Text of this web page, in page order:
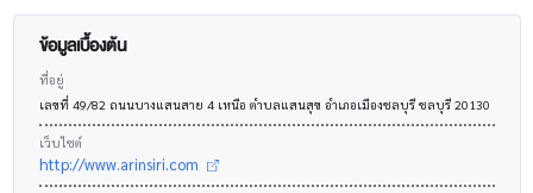
ข้อมูลเบื้องต้น
ที่อยู่
เลขที่ 49/82 ถนนบางแสนสาย 4 เหนือ ตำบลแสนสุข อำเภอเมืองชลบุรี ชลบุรี 20130
เว็บไซต์
http://www.arinsiri.com